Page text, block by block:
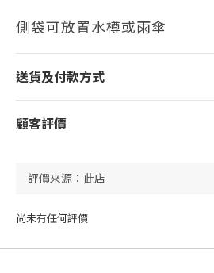
側袋可放置水樽或雨傘
送貨及付款方式
顧客評價
尚未有任何評價